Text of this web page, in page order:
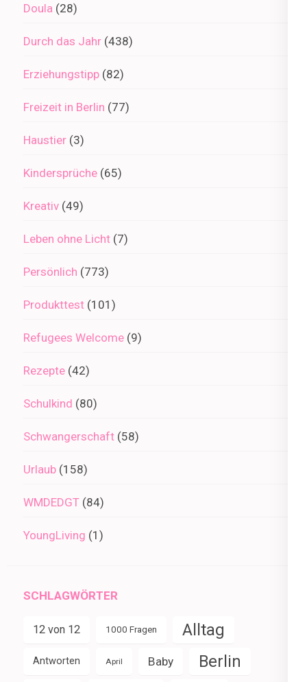
Doula (28)
Durch das Jahr (438)
Erziehungstipp (82)
Freizeit in Berlin (77)
Haustier (3)
Kindersprüche (65)
Kreativ (49)
Leben ohne Licht (7)
Persönlich (773)
Produkttest (101)
Refugees Welcome (9)
Rezepte (42)
Schulkind (80)
Schwangerschaft (58)
Urlaub (158)
WMDEDGT (84)
YoungLiving (1)
SCHLAGWÖRTER
12 von 12 1000 Fragen Alltag
Antworten April Baby Berlin